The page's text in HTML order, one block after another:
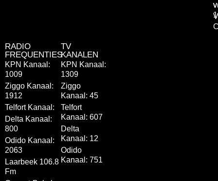
RADIO
FREQUENTIES
KPN Kanaal:
1009
Ziggo Kanaal:
1912
Telfort Kanaal:
Delta Kanaal:
800
Odido Kanaal:
2063
Laarbeek 106.8
Fm
TV
KANALEN
KPN Kanaal:
1309
Ziggo
Kanaal: 45
Telfort
Kanaal: 607
Delta
Kanaal: 12
Odido
Kanaal: 751